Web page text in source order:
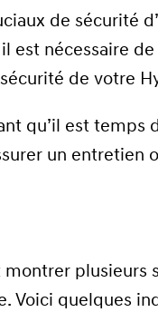
de sécurité
est nécessaire
de votre
qu’il est temps
un entretien
plusieurs
Voici quelques